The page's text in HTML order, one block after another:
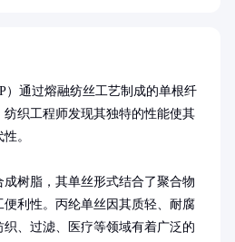
）通过熔融纺丝工艺制成的单根纤
织工程师发现其独特的性能使其
。
树脂，其单丝形式结合了聚合物
利性。丙纶单丝因其质轻、耐腐
、过滤、医疗等领域有着广泛的